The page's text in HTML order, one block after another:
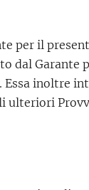
per il
dal Garante
Essa inoltre
ulteriori